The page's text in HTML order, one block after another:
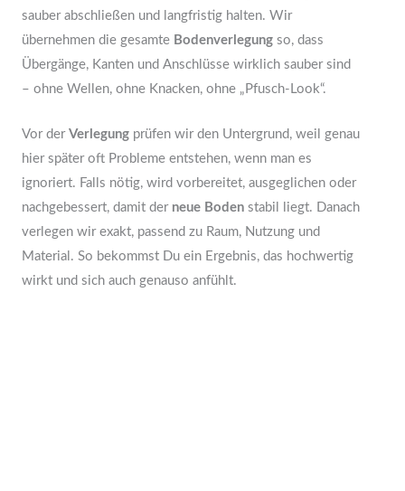
sauber abschließen und langfristig halten. Wir
übernehmen die gesamte Bodenverlegung so, dass
Übergänge, Kanten und Anschlüsse wirklich sauber sind
– ohne Wellen, ohne Knacken, ohne „Pfusch-Look“.
Vor der Verlegung prüfen wir den Untergrund, weil genau
hier später oft Probleme entstehen, wenn man es
ignoriert. Falls nötig, wird vorbereitet, ausgeglichen oder
nachgebessert, damit der neue Boden stabil liegt. Danach
verlegen wir exakt, passend zu Raum, Nutzung und
Material. So bekommst Du ein Ergebnis, das hochwertig
wirkt und sich auch genauso anfühlt.